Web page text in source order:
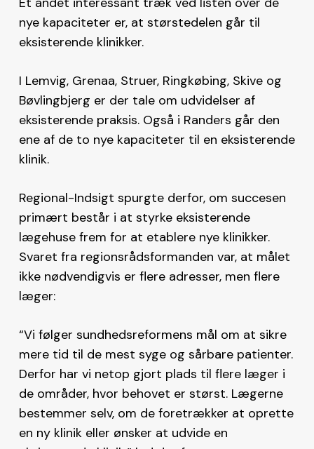
nye kapaciteter er, at størstedelen går til
eksisterende klinikker.
I Lemvig, Grenaa, Struer, Ringkøbing, Skive og
Bøvlingbjerg er der tale om udvidelser af
eksisterende praksis. Også i Randers går den
ene af de to nye kapaciteter til en eksisterende
klinik.
Regional-Indsigt spurgte derfor, om succesen
primært består i at styrke eksisterende
lægehuse frem for at etablere nye klinikker.
Svaret fra regionsrådsformanden var, at målet
ikke nødvendigvis er flere adresser, men flere
læger:
“Vi følger sundhedsreformens mål om at sikre
mere tid til de mest syge og sårbare patienter.
Derfor har vi netop gjort plads til flere læger i
de områder, hvor behovet er størst. Lægerne
bestemmer selv, om de foretrækker at oprette
en ny klinik eller ønsker at udvide en